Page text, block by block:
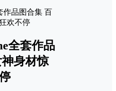
全套作品
身材惊